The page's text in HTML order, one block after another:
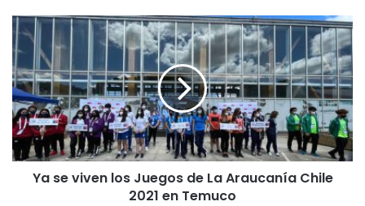
L
o
s
P
i
n
o
s
e
Y
a
s
e
v
i
v
e
n
Ya se viven los Juegos de La Araucanía Chile
2021 en Temuco